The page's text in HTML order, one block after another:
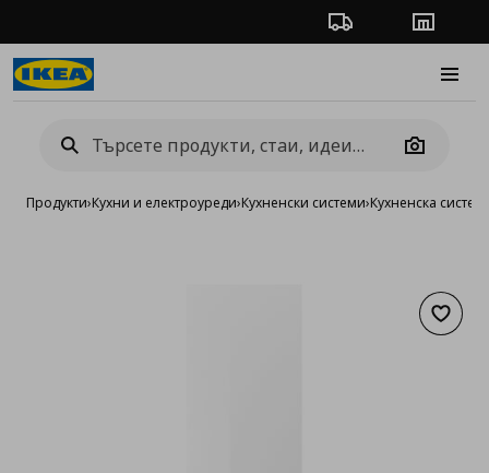
Проследяване на
Camera
Продукти›Кухни и електроуреди›Кухненски системи›Кухненска